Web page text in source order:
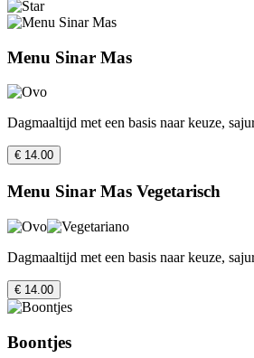
Menu Sinar Mas
Dagmaaltijd met een basis naar keuze,
€ 14.00
Menu Sinar Mas Vegetarisch
Dagmaaltijd met een basis naar keuze,
€ 14.00
Boontjes